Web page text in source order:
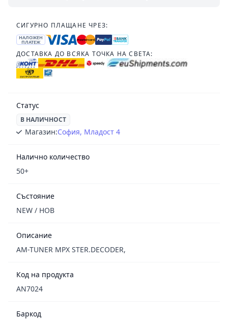
СИГУРНО ПЛАЩАНЕ ЧРЕЗ:
НАЛОЖЕН
ПЛАТЕЖ
ДОСТАВКА ДО ВСЯКА ТОЧКА НА СВЕТА:
Статус
В НАЛИЧНОСТ
Магазин:София, Младост 4
Налично количество
50+
Състояние
NEW / НОВ
Описание
AM-TUNER MPX STER.DECODER,
Код на продукта
AN7024
Баркод